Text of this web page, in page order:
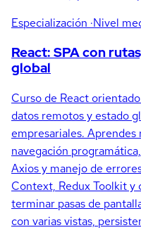
Especialización ·Nivel
React: SPA con
global
Curso de React
datos remotos y estado
empresariales.
navegación
Axios y manejo de
Context, Redux Toolkit y
terminar pasas de
con varias vistas,